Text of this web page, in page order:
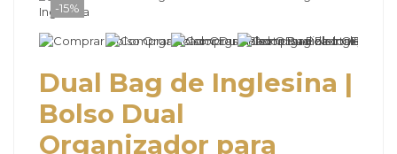
-15%
Dual Bag de Inglesina |
Bolso Dual
Organizador para